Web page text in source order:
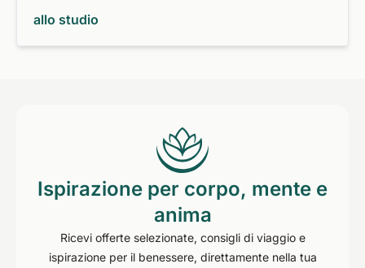
allo studio
Ispirazione per corpo, mente e
anima
Ricevi offerte selezionate, consigli di viaggio e
ispirazione per il benessere, direttamente nella tua